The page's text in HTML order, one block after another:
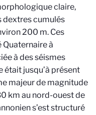
claire,
dextres cumulés
200 m. Ces
à
à des séismes
était jusqu’à présent
majeur de magnitude
km au nord-ouest de
s’est structuré